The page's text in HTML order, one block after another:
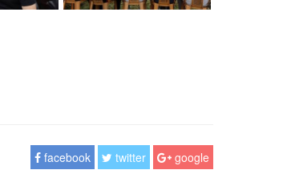
facebook twitter google